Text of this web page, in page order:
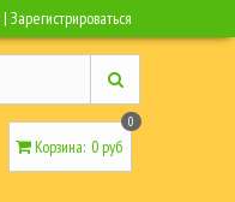
| Зарегистрироваться
Корзина:
0
0 руб